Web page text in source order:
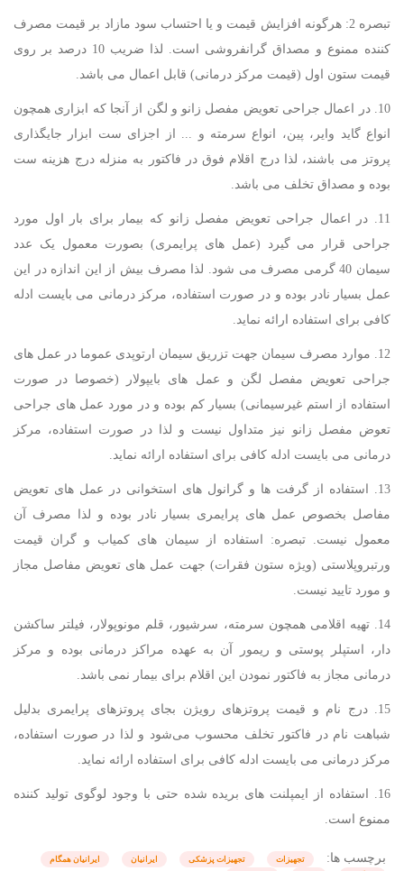
تبصره 2: هرگونه افزایش قیمت و یا احتساب سود مازاد بر قیمت مصرف
کننده ممنوع و مصداق گرانفروشی است. لذا ضریب 10 درصد بر روی
قیمت ستون اول (قیمت مرکز درمانی) قابل اعمال می باشد.
10. در اعمال جراحی تعویض مفصل زانو و لگن از آنجا که ابزاری همچون
انواع گاید وایر، پین، انواع سرمته و ... از اجزای ست ابزار جایگذاری
پروتز می باشند، لذا درج اقلام فوق در فاکتور به منزله درج هزینه ست
بوده و مصداق تخلف می باشد.
11. در اعمال جراحی تعویض مفصل زانو که بیمار برای بار اول مورد
جراحی قرار می گیرد (عمل های پرایمری) بصورت معمول یک عدد
سیمان 40 گرمی مصرف می شود. لذا مصرف بیش از این اندازه در این
عمل بسیار نادر بوده و در صورت استفاده، مرکز درمانی می بایست ادله
کافی برای استفاده ارائه نماید.
12. موارد مصرف سیمان جهت تزریق سیمان ارتوپدی عموما در عمل های
جراحی تعویض مفصل لگن و عمل های بایپولار (خصوصا در صورت
استفاده از استم غیرسیمانی) بسیار کم بوده و در مورد عمل های جراحی
تعوض مفصل زانو نیز متداول نیست و لذا در صورت استفاده، مرکز
درمانی می بایست ادله کافی برای استفاده ارائه نماید.
13. استفاده از گرفت ها و گرانول های استخوانی در عمل های تعویض
مفاصل بخصوص عمل های پرایمری بسیار نادر بوده و لذا مصرف آن
معمول نیست. تبصره: استفاده از سیمان های کمیاب و گران قیمت
ورتبروپلاستی (ویژه ستون فقرات) جهت عمل های تعویض مفاصل مجاز
و مورد تایید نیست.
14. تهیه اقلامی همچون سرمته، سرشیور، قلم مونوپولار، فیلتر ساکشن
دار، استپلر پوستی و ریمور آن به عهده مراکز درمانی بوده و مرکز
درمانی مجاز به فاکتور نمودن این اقلام برای بیمار نمی باشد.
15. درج نام و قیمت پروتزهای رویژن بجای پروتزهای پرایمری بدلیل
شباهت نام در فاکتور تخلف محسوب می‌شود و لذا در صورت استفاده،
مرکز درمانی می بایست ادله کافی برای استفاده ارائه نماید.
16. استفاده از ایمپلنت های بریده شده حتی با وجود لوگوی تولید کننده
ممنوع است.
برچسب ها: تجهیزات تجهیزات پزشکی ایرانیان
ایرانیان همگام